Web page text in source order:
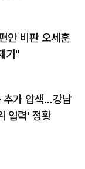
안 비판 오세훈
기"
추가 압색…강남
입력' 정황